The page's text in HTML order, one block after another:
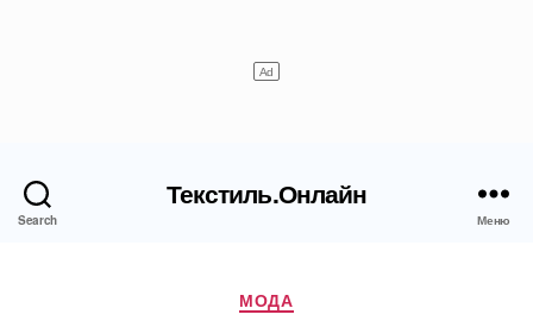
Search
Текстиль.Онлайн
Меню
Рубрики
МОДА